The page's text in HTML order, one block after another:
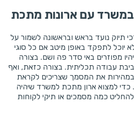
עם ארונות מתכת
תיוק נועד בראש ובראשונה לשמור על
לתפקד באופן מיטב אם כל סוגי
מפוזרים באי סדר פה ושם. בצורה
עבודה תכליתית. בצורה כזאת, ואף
את המסמך שצריכים לקראת
כדי למצוא ארון מתכת למשרד שיהיה
כמה מסמכים או תיקי לקוחות